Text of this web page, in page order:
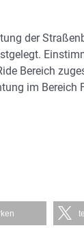
der
Bereich
im Bereich